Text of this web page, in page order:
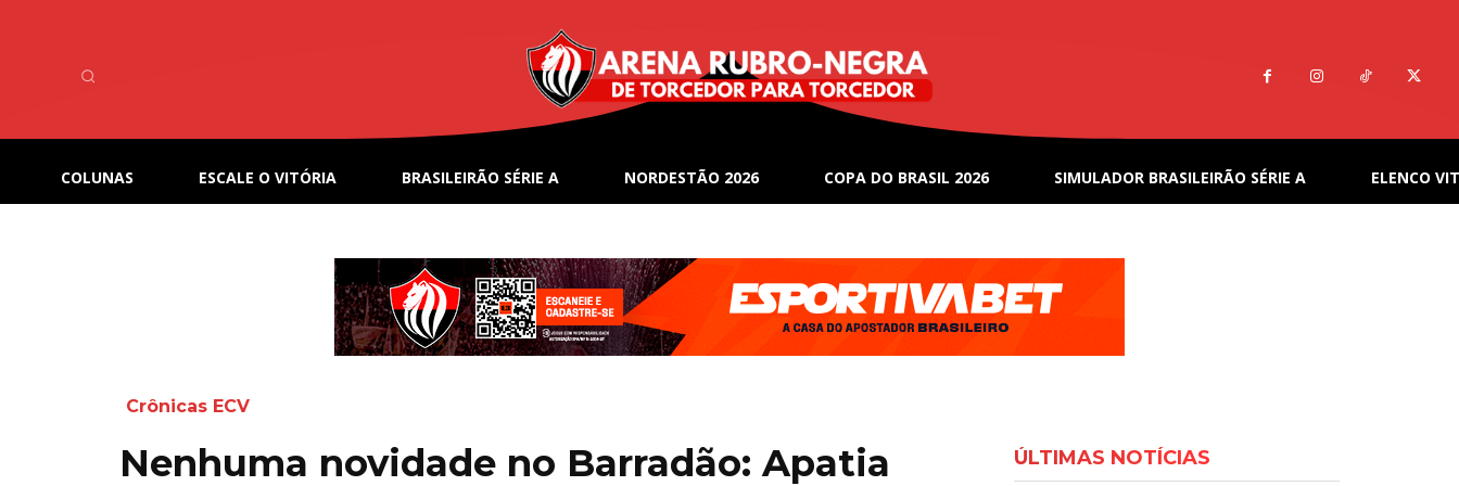
COLUNAS ESCALE O VITÓRIA BRASILEIRÃO SÉRIE A NORDESTÃO 2026 COPA DO BRASIL 2026 SIMULADOR BRASILEIRÃO SÉRIE A ELENCO
Crônicas ECV
Nenhuma novidade no Barradão: Apatia ÚLTIMAS NOTÍCIAS